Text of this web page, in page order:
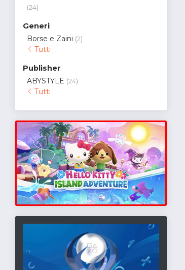
(24)
Generi
Borse e Zaini (2)
Tutti
Publisher
ABYSTYLE (24)
Tutti